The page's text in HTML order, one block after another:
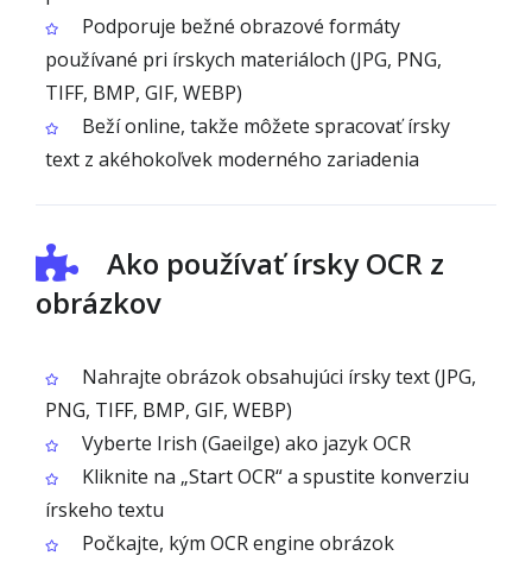
Podporuje bežné obrazové formáty
používané pri írskych materiáloch (JPG, PNG,
TIFF, BMP, GIF, WEBP)
Beží online, takže môžete spracovať írsky
text z akéhokoľvek moderného zariadenia
Ako používať írsky OCR z
obrázkov
Nahrajte obrázok obsahujúci írsky text (JPG,
PNG, TIFF, BMP, GIF, WEBP)
Vyberte Irish (Gaeilge) ako jazyk OCR
Kliknite na „Start OCR“ a spustite konverziu
írskeho textu
Počkajte, kým OCR engine obrázok